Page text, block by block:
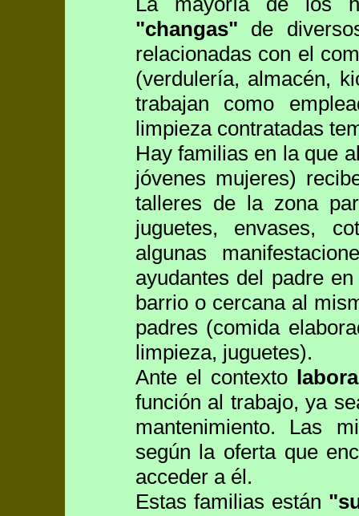
"changas" de
relacionadas con el
(verdulería, almacén,
trabajan como
limpieza contratadas
Hay familias en la que
jóvenes mujeres)
talleres de la zona
juguetes, envases,
algunas
ayudantes del padre
barrio o cercana al
padres (comida
limpieza, juguetes).
Ante el contexto
función al trabajo, ya
mantenimiento. Las
según la oferta que
acceder a él.
Estas familias están